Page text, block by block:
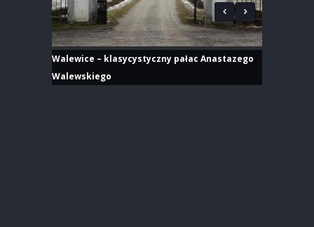
Walewice – klasycystyczny pałac Anastazego
Walewskiego